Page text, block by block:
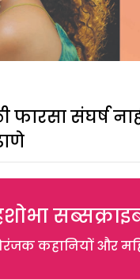
फारसा संघर्ष
कहानियों और